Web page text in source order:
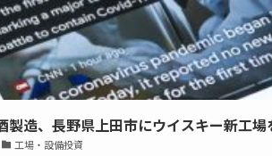
製造、長野県上田市にウイスキー新工場
工場・設備投資